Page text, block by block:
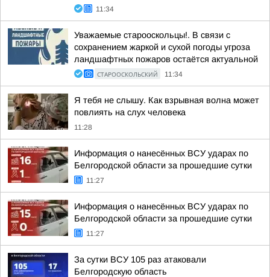
11:34
Уважаемые старооскольцы!. В связи с
сохранением жаркой и сухой погоды угроза
ландшафтных пожаров остаётся актуальной
СТАРООСКОЛЬСКИЙ 11:34
Я тебя не слышу. Как взрывная волна может
повлиять на слух человека
11:28
Информация о нанесённых ВСУ ударах по
Белгородской области за прошедшие сутки
11:27
Информация о нанесённых ВСУ ударах по
Белгородской области за прошедшие сутки
11:27
За сутки ВСУ 105 раз атаковали
Белгородскую область